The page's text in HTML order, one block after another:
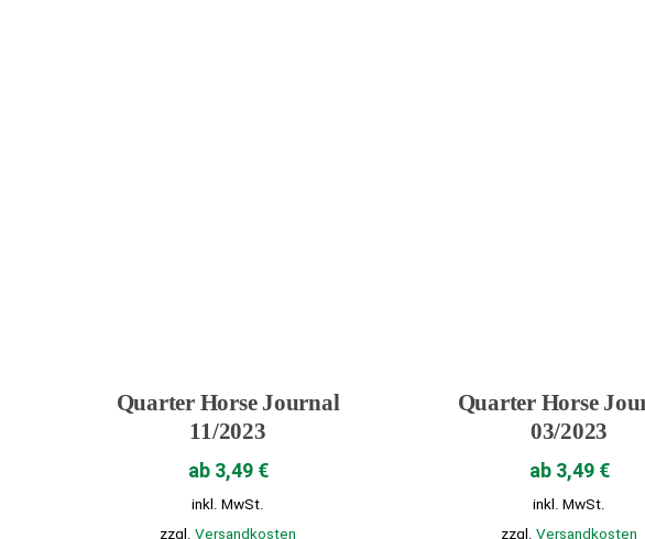
Quarter Horse Journal
11/2023
ab 3,49 €
inkl. MwSt.
zzgl. Versandkosten
Quarter Horse
03/2023
ab 3,49 €
inkl. MwSt.
zzgl. Versandkosten